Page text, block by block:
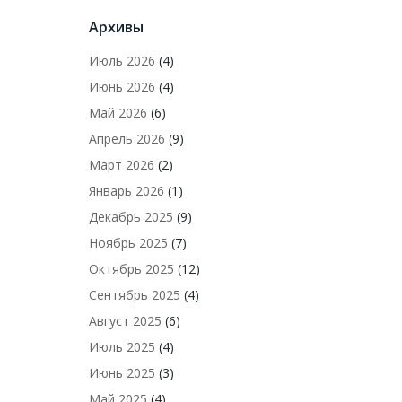
Архивы
Июль 2026 (4)
Июнь 2026 (4)
Май 2026 (6)
Апрель 2026 (9)
Март 2026 (2)
Январь 2026 (1)
Декабрь 2025 (9)
Ноябрь 2025 (7)
Октябрь 2025 (12)
Сентябрь 2025 (4)
Август 2025 (6)
Июль 2025 (4)
Июнь 2025 (3)